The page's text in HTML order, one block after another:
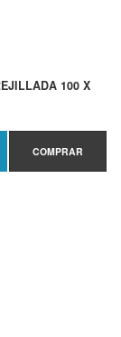
100 X
COMPRAR